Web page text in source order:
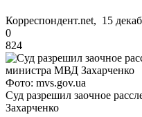
Корреспондент.net, 15
0
824
Фото: mvs.gov.ua
Суд разрешил заочное
Захарченко